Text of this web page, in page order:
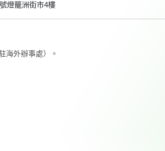
燈籠洲街市4樓
海外辦事處）。